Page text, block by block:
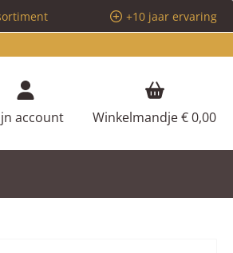
+10 jaar ervaring
0 items op je verlanglijstje
account Winkelmandje€ 0,00